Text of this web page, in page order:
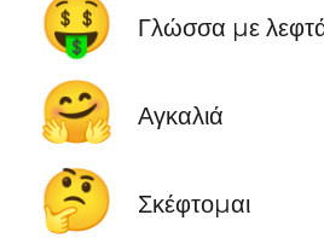
🤑 Γλώσσα με
🤗 Αγκαλιά
🤔 Σκέφτομαι